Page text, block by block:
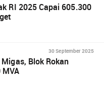
RI 2025 Capai 605.300
30 September 2025
Blok Rokan